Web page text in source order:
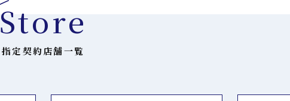
Store
指定契約店舗一覧